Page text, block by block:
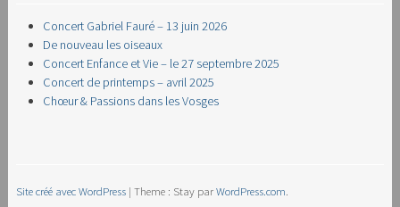
Concert Gabriel Fauré – 13 juin 2026
De nouveau les oiseaux
Concert Enfance et Vie – le 27 septembre 2025
Concert de printemps – avril 2025
Chœur & Passions dans les Vosges
Site créé avec WordPress | Theme : Stay parWordPress.com.